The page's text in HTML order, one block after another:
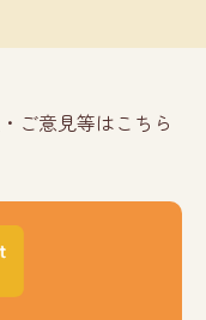
ご意見等はこちら